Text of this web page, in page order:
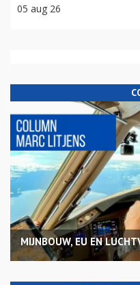
05 aug 26
MIJNBOUW, EU EN